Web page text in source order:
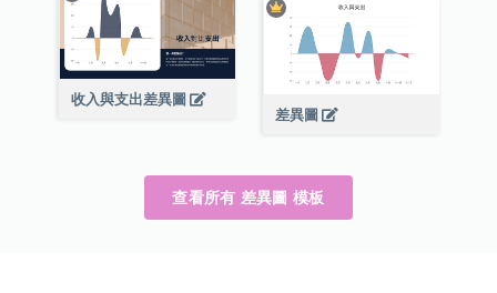
收入與支出差異圖
差異圖
查看所有 差異圖 模板